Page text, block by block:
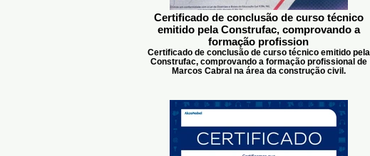
Certificado de conclusão de curso técnico
emitido pela Construfac, comprovando a
formação profission
Certificado de conclusão de curso técnico emitido pela
Construfac, comprovando a formação profissional de
Marcos Cabral na área da construção civil.